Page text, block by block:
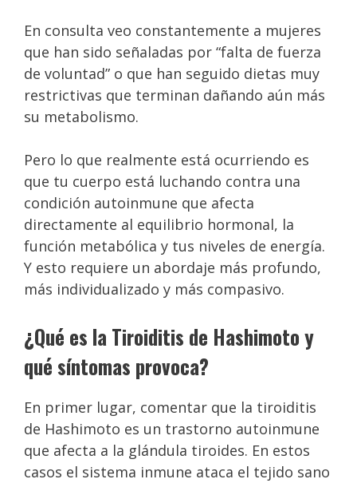
En consulta veo constantemente a mujeres
que han sido señaladas por “falta de fuerza
de voluntad” o que han seguido dietas muy
restrictivas que terminan dañando aún más
su metabolismo.
Pero lo que realmente está ocurriendo es
que tu cuerpo está luchando contra una
condición autoinmune que afecta
directamente al equilibrio hormonal, la
función metabólica y tus niveles de energía.
Y esto requiere un abordaje más profundo,
más individualizado y más compasivo.
¿Qué es la Tiroiditis de Hashimoto y
qué síntomas provoca?
En primer lugar, comentar que la tiroiditis
de Hashimoto es un trastorno autoinmune
que afecta a la glándula tiroides. En estos
casos el sistema inmune ataca el tejido sano